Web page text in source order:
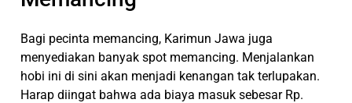
Bagi pecinta memancing, Karimun Jawa juga
menyediakan banyak spot memancing. Menjalankan
hobi ini di sini akan menjadi kenangan tak terlupakan.
Harap diingat bahwa ada biaya masuk sebesar Rp.